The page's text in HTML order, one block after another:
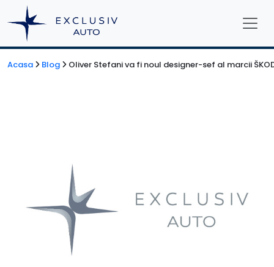
Acasa Blog Oliver Stefani va fi noul designer-sef al marcii